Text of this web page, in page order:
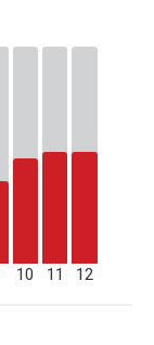
10 11 12